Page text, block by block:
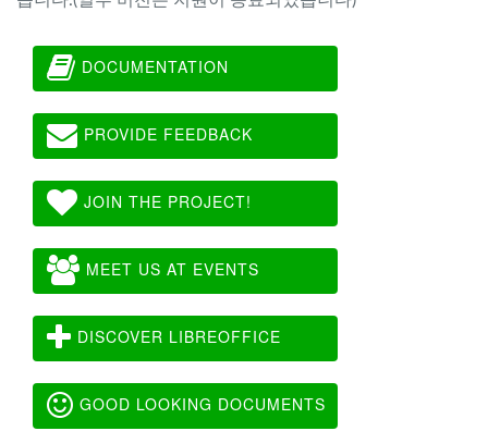
DOCUMENTATION
PROVIDE FEEDBACK
JOIN THE PROJECT!
MEET US AT EVENTS
DISCOVER LIBREOFFICE
GOOD LOOKING DOCUMENTS